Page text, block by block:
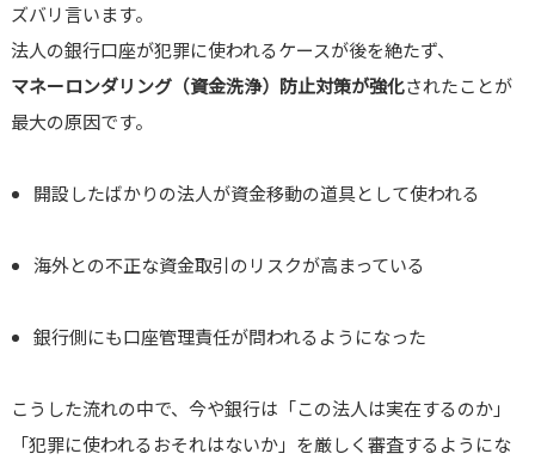
ズバリ言います。
法人の銀行口座が犯罪に使われるケースが後を絶たず、
マネーロンダリング（資金洗浄）防止対策が強化されたことが
最大の原因です。
開設したばかりの法人が資金移動の道具として使われる
海外との不正な資金取引のリスクが高まっている
銀行側にも口座管理責任が問われるようになった
こうした流れの中で、今や銀行は「この法人は実在するのか」
「犯罪に使われるおそれはないか」を厳しく審査するようにな